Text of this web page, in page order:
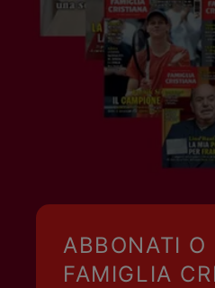
ABBONATI O
FAMIGLIA